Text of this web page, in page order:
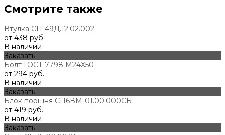
Смотрите также
Втулка СП-49Д.12.02.002
от 438 руб.
В наличии
Заказать
Болт ГОСТ 7798 М24Х50
от 294 руб.
В наличии
Заказать
Блок поршня СП6ВМ-01.00.000СБ
от 419 руб.
В наличии
Заказать